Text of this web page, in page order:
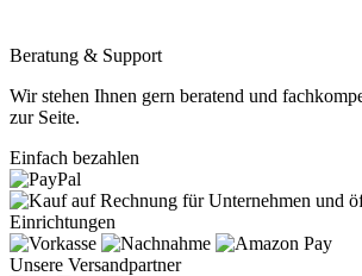
Beratung & Support
Wir stehen Ihnen gern beratend und
zur Seite.
Einfach bezahlen
Unsere Versandpartner